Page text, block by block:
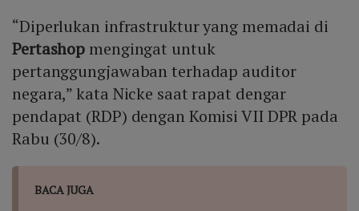
“Diperlukan infrastruktur yang memadai di
Pertashop mengingat untuk
pertanggungjawaban terhadap auditor
negara,” kata Nicke saat rapat dengar
pendapat (RDP) dengan Komisi VII DPR pada
Rabu (30/8).
BACA JUGA